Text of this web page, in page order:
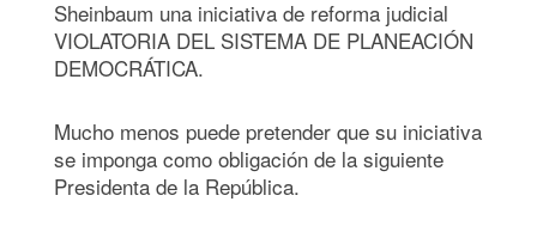
Sheinbaum una iniciativa de reforma judicial
VIOLATORIA DEL SISTEMA DE PLANEACIÓN
DEMOCRÁTICA.
Mucho menos puede pretender que su iniciativa
se imponga como obligación de la siguiente
Presidenta de la República.